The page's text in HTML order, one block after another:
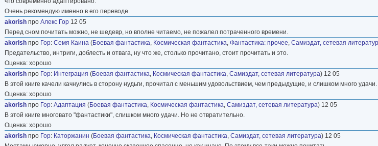
Очень рекомендую именно в его переводе.
akorish про Алекс Гор 12 05
Перед сном почитать можно, не шедевр, но вполне читаемо, не пожалел потраченного времени.
akorish про Гор: Семя Каина (Боевая фантастика, Космическая фантастика, Фантастика: прочее, Самиздат, сетевая
Предательство, интриги, доблесть и отвага, ну что же, столько прочитано, стоит прочитать и это.
Оценка: хорошо
akorish про Гор: Интеграция (Боевая фантастика, Космическая фантастика, Самиздат, сетевая литература) 12 05
В этой книге качели качнулись в сторону нудьги, прочитал с меньшим удовольствием, чем предыдущие, и слишком много
Оценка: хорошо
akorish про Гор: Адаптация (Боевая фантастика, Космическая фантастика, Самиздат, сетевая литература) 12 05
В этой книге многовато "фантастики", слишком много удачи. Но не отвратительно.
Оценка: хорошо
akorish про Гор: Каторжанин (Боевая фантастика, Космическая фантастика, Самиздат, сетевая литература) 12 05